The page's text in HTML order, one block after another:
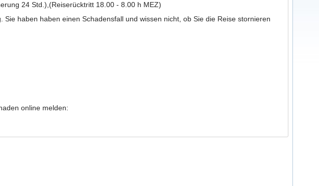
24 Std.),(Reiserücktritt 18.00 - 8.00 h MEZ)
haben haben einen Schadensfall und wissen nicht, ob Sie die Reise stornieren
online melden: